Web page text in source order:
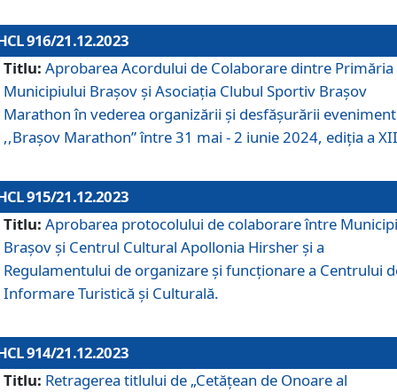
916/21.12.2023
Titlu: Aprobarea Acordului de Colaborare dintre Primăria
Municipiului Brașov și Asociația Clubul Sportiv Brașov
Marathon în vederea organizării și desfășurării
,,Brașov Marathon” între 31 mai - 2 iunie 2024, ediția a
915/21.12.2023
Titlu: Aprobarea protocolului de colaborare între
Brașov și Centrul Cultural Apollonia Hirsher și a
Regulamentului de organizare și funcționare a Centrului
Informare Turistică și Culturală.
914/21.12.2023
Titlu: Retragerea titlului de „Cetățean de Onoare al